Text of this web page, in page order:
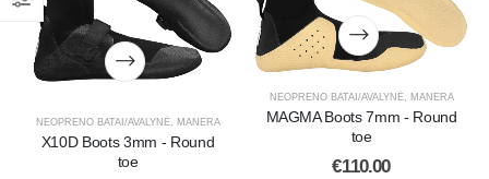
NEOPRENO BATAI/AVALYNĖ, MANERA
X10D Boots 3mm - Round
toe
NEOPRENO BATAI/AVALYNĖ, MANERA
MAGMA Boots 7mm - Round
toe
€110.00